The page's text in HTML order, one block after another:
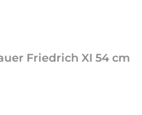
Friedrich XI 54 cm